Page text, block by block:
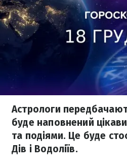
Астрологи
буде наповнений
та подіями. Це буде
Дів і Водоліїв.